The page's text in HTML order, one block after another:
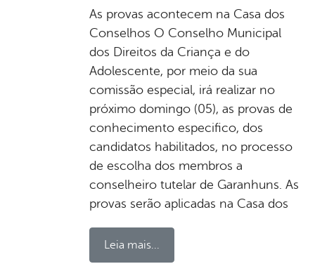
As provas acontecem na Casa dos
Conselhos O Conselho Municipal
dos Direitos da Criança e do
Adolescente, por meio da sua
comissão especial, irá realizar no
próximo domingo (05), as provas de
conhecimento especifico, dos
candidatos habilitados, no processo
de escolha dos membros a
conselheiro tutelar de Garanhuns. As
provas serão aplicadas na Casa dos
Leia mais...